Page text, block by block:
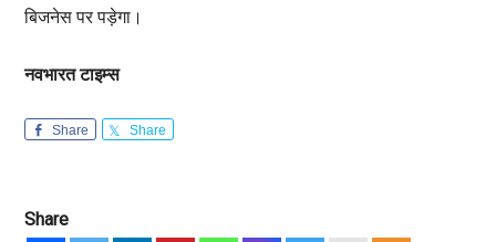
बिजनेस पर पड़ेगा।
नवभारत टाइम्स
Share Share
Share